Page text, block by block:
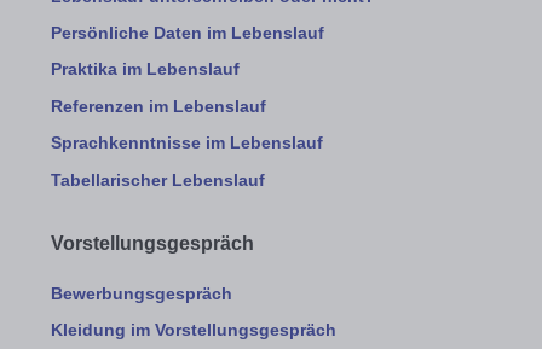
Persönliche Daten im Lebenslauf
Praktika im Lebenslauf
Referenzen im Lebenslauf
Sprachkenntnisse im Lebenslauf
Tabellarischer Lebenslauf
Vorstellungsgespräch
Bewerbungsgespräch
Kleidung im Vorstellungsgespräch